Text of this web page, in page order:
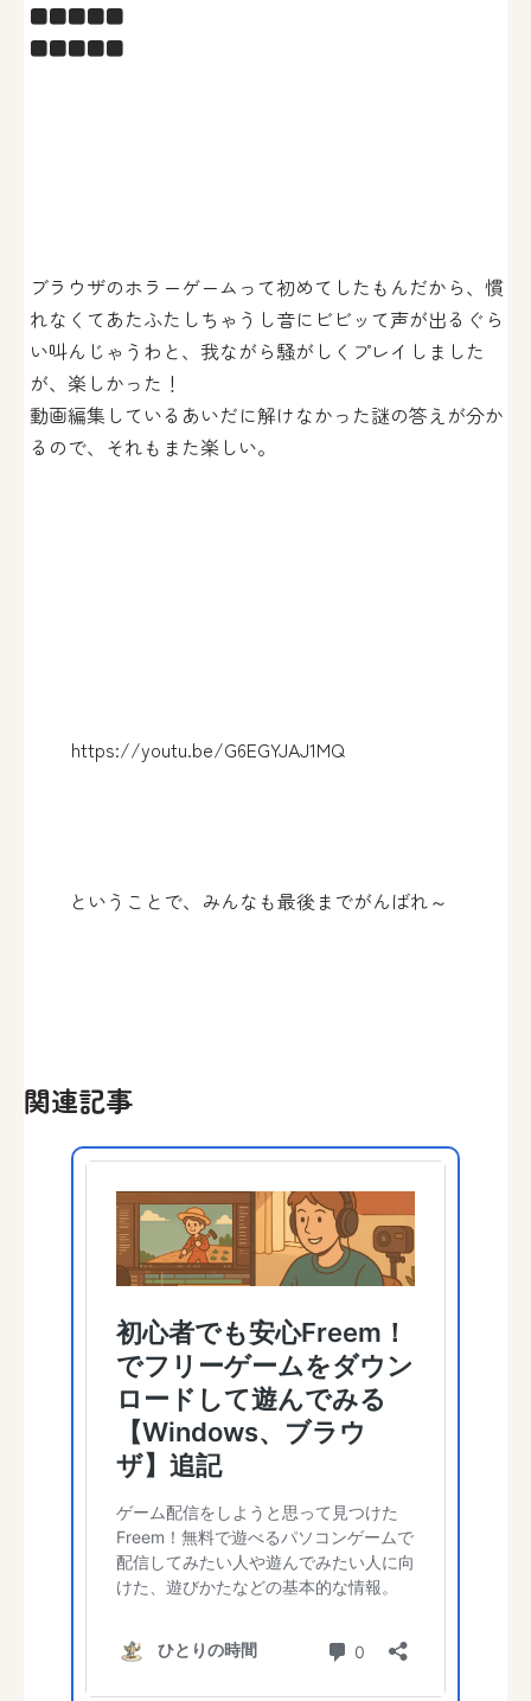
■■■■■
■■■■■
ブラウザのホラーゲームって初めてしたもんだから、慣
れなくてあたふたしちゃうし音にビビッて声が出るぐら
い叫んじゃうわと、我ながら騒がしくプレイしました
が、楽しかった！
動画編集しているあいだに解けなかった謎の答えが分か
るので、それもまた楽しい。
https://youtu.be/G6EGYJAJ1MQ
ということで、みんなも最後までがんばれ～
関連記事